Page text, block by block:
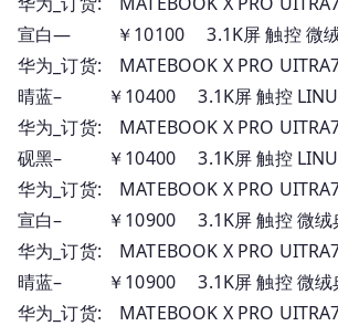
宣白— ￥10100 3.1K屏 触控 微
华为_订货: MATEBOOK X PRO
晴蓝– ￥10400 3.1K屏 触控
华为_订货: MATEBOOK X PRO
砚黑– ￥10400 3.1K屏 触控
华为_订货: MATEBOOK X PRO
宣白– ￥10900 3.1K屏 触控 微绒
华为_订货: MATEBOOK X PRO
晴蓝– ￥10900 3.1K屏 触控 微绒
华为_订货: MATEBOOK X PRO